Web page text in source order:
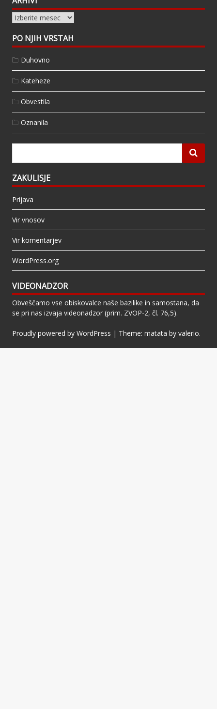
Arhivi
PO NJIH VRSTAH
Duhovno
Kateheze
Obvestila
Oznanila
ZAKULISJE
Prijava
Vir vnosov
Vir komentarjev
WordPress.org
VIDEONADZOR
Obveščamo vse obiskovalce naše bazilike in samostana, da
se pri nas izvaja videonadzor (prim. ZVOP-2, čl. 76,5).
Proudly powered by WordPress | Theme: matata by valerio.